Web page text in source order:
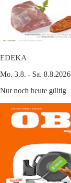
EDEKA
Mo. 3.8. - Sa. 8.8.2026
Nur noch heute gültig